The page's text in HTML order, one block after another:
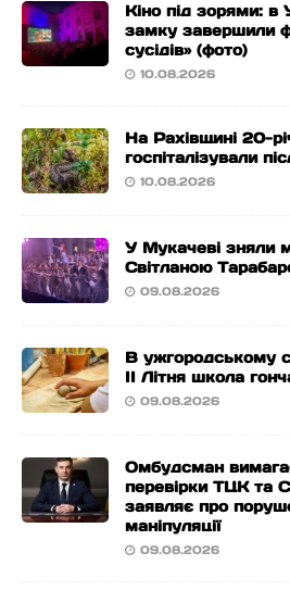
Кіно під зорями:
замку завершили
сусідів» (фото)
10.08.2026
На Рахівщині 20-
госпіталізували
10.08.2026
У Мукачеві зняли
Світланою
09.08.2026
В ужгородському
ІІ Літня школа
09.08.2026
Омбудсман
перевірки ТЦК та
заявляє про
маніпуляції
09.08.2026